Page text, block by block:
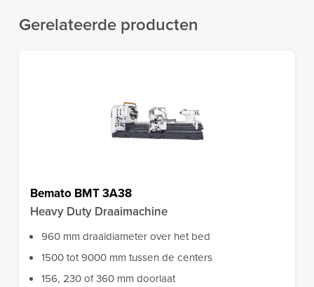
Gerelateerde producten
Bemato BMT 3A38
Heavy Duty Draaimachine
960 mm draaidiameter over het bed
1500 tot 9000 mm tussen de centers
156, 230 of 360 mm doorlaat